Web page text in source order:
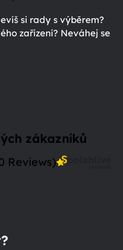
si rady s výběrem?
zařízení? Neváhej se
zákazníků
Reviews)